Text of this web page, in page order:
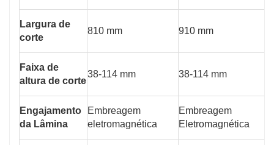
Largura de
corte
810 mm 910 mm
Faixa de
altura de corte
38-114 mm 38-114 mm
Engajamento
da Lâmina
Embreagem
eletromagnética
Embreagem
Eletromagnética